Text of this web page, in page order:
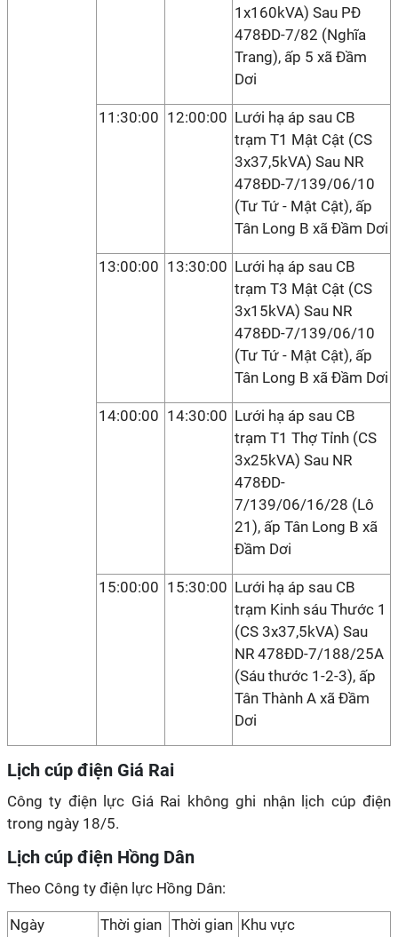
1x160kVA) Sau PĐ
478ĐD-7/82 (Nghĩa
Trang), ấp 5 xã Đầm
Dơi
11:30:00 12:00:00 Lưới hạ áp sau CB
trạm T1 Mật Cật (CS
3x37,5kVA) Sau NR
478ĐD-7/139/06/10
(Tư Tứ - Mật Cật), ấp
Tân Long B xã Đầm Dơi
13:00:00 13:30:00 Lưới hạ áp sau CB
trạm T3 Mật Cật (CS
3x15kVA) Sau NR
478ĐD-7/139/06/10
(Tư Tứ - Mật Cật), ấp
Tân Long B xã Đầm Dơi
14:00:00 14:30:00 Lưới hạ áp sau CB
trạm T1 Thợ Tỉnh (CS
3x25kVA) Sau NR
478ĐD-
7/139/06/16/28 (Lô
21), ấp Tân Long B xã
Đầm Dơi
15:00:00 15:30:00 Lưới hạ áp sau CB
trạm Kinh sáu Thước 1
(CS 3x37,5kVA) Sau
NR 478ĐD-7/188/25A
(Sáu thước 1-2-3), ấp
Tân Thành A xã Đầm
Dơi
Lịch cúp điện Giá Rai
Công ty điện lực Giá Rai không ghi nhận lịch cúp điện
trong ngày 18/5.
Lịch cúp điện Hồng Dân
Theo Công ty điện lực Hồng Dân:
Ngày
Thời gian Thời gian Khu vực